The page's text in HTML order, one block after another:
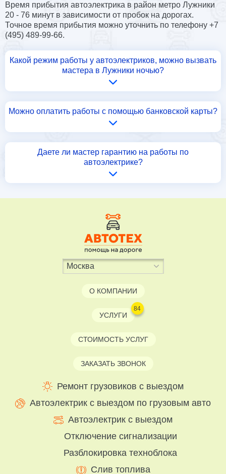
Время прибытия автоэлектрика в район метро Лужники
20 - 76 минут в зависимости от пробок на дорогах.
Точное время прибытия можно уточнить по телефону +7
(495) 489-99-66.
Какой режим работы у автоэлектриков, можно вызвать
мастера в Лужники ночью?
Можно оплатить работы с помощью банковской карты?
Даете ли мастер гарантию на работы по
автоэлектрике?
О КОМПАНИИ
УСЛУГИ
84
СТОИМОСТЬ УСЛУГ
ЗАКАЗАТЬ ЗВОНОК
Ремонт грузовиков с выездом
Автоэлектрик с выездом по грузовым авто
Автоэлектрик с выездом
Отключение сигнализации
Разблокировка техноблока
Слив топлива